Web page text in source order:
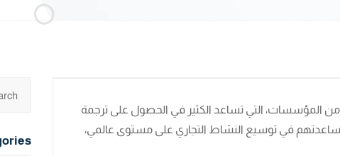
المؤسسات، التي تساعد الكثير في الحصول على ترجمة
في توسيع النشاط التجاري على مستوى عالمي،